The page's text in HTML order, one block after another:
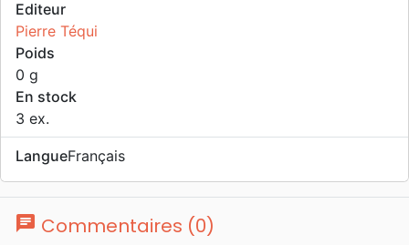
Editeur
Pierre Téqui
Poids
0 g
En stock
3 ex.
LangueFrançais
chat Commentaires (0)